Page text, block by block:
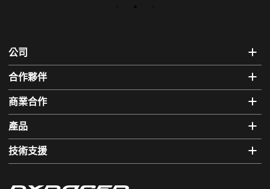
公司
合作夥伴
商業合作
產品
技術支援